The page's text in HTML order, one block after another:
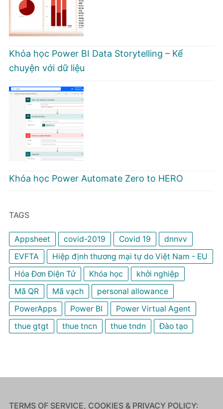
Khóa học Power BI Data Storytelling – Kể
chuyện với dữ liệu
Khóa học Power Automate Zero to HERO
TAGS
Appsheet covid-2019 Covid 19
dnnvv
EVFTA
Hiệp định thương mại tự do Việt Nam - EU
Hóa Đơn Điện Tử
Khóa học
khởi nghiệp
Mã QR
Mã vạch
personal allowance
PowerApps
Power BI
Power Virtual Agent
thue gtgt
thue tncn thue tndn Đào tạo
TERMS OF SERVICE, COOKIES & PRIVACY POLICY: